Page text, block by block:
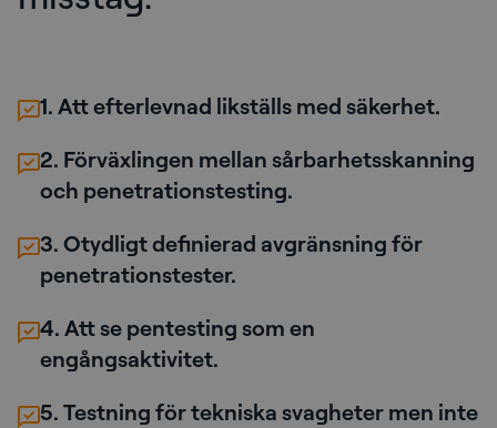
1. Att efterlevnad likställs med säkerhet.
2. Förväxlingen mellan sårbarhetsskanning
och penetrationstesting.
3. Otydligt definierad avgränsning för
penetrationstester.
4. Att se pentesting som en
engångsaktivitet.
5. Testning för tekniska svagheter men inte